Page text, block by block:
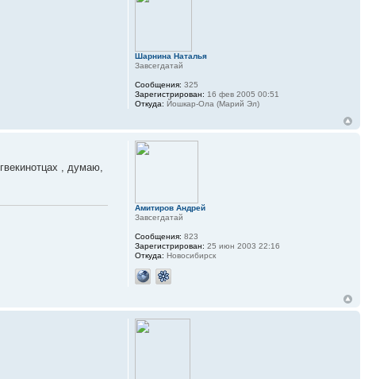
Шарнина Наталья
Завсегдатай
Сообщения: 325
Зарегистрирован: 16 фев 2005 00:51
Откуда: Йошкар-Ола (Марий Эл)
, думаю,
Амитиров Андрей
Завсегдатай
Сообщения: 823
Зарегистрирован: 25 июн 2003 22:16
Откуда: Новосибирск